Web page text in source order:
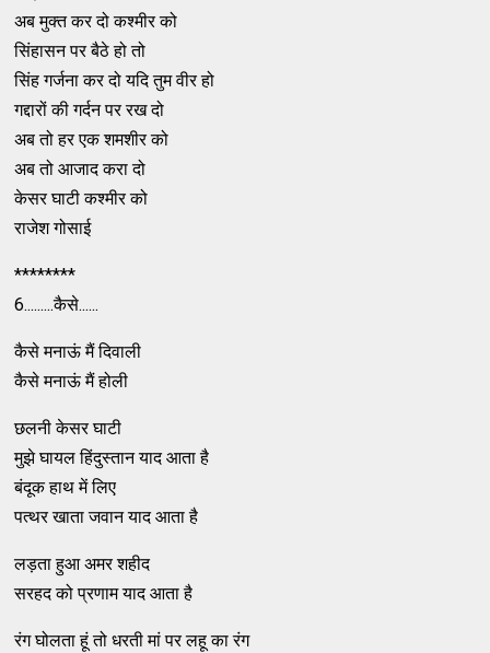
अब मुक्त कर दो कश्मीर को
सिंहासन पर बैठे हो तो
सिंह गर्जना कर दो यदि तुम वीर हो
गद्दारों की गर्दन पर रख दो
अब तो हर एक शमशीर को
अब तो आजाद करा दो
केसर घाटी कश्मीर को
राजेश गोसाई
********
6.........कैसे......
कैसे मनाऊं मैं दिवाली
कैसे मनाऊं मैं होली
छलनी केसर घाटी
मुझे घायल हिंदुस्तान याद आता है
बंदूक हाथ में लिए
पत्थर खाता जवान याद आता है
लड़ता हुआ अमर शहीद
सरहद को प्रणाम याद आता है
रंग घोलता हूं तो धरती मां पर लहू का रंग